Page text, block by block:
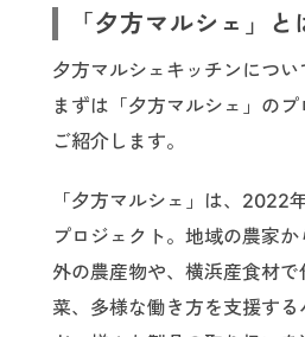
「夕方マルシェ」と
夕方マルシェキッチンについ
まずは「夕方マルシェ」の
ご紹介します。
「夕方マルシェ」は、2022
プロジェクト。地域の農家
外の農産物や、横浜産食材
菜、多様な働き方を支援す